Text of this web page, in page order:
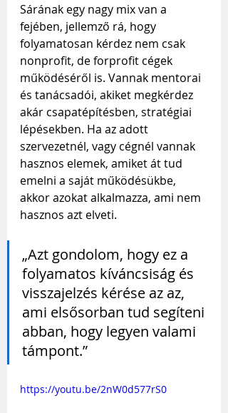
Sárának egy nagy mix van a
fejében, jellemző rá, hogy
folyamatosan kérdez nem csak
nonprofit, de forprofit cégek
működéséről is. Vannak mentorai
és tanácsadói, akiket megkérdez
akár csapatépítésben, stratégiai
lépésekben. Ha az adott
szervezetnél, vagy cégnél vannak
hasznos elemek, amiket át tud
emelni a saját működésükbe,
akkor azokat alkalmazza, ami nem
hasznos azt elveti.
„Azt gondolom, hogy ez a
folyamatos kíváncsiság és
visszajelzés kérése az az,
ami elsősorban tud segíteni
abban, hogy legyen valami
támpont.”
https://youtu.be/2nW0d577rS0